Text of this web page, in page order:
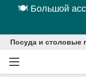
🍽 Большой
Посуда и столовые